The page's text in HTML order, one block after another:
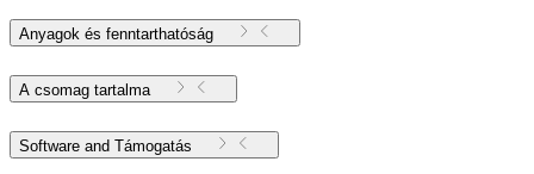
Anyagok és fenntarthatóság
A csomag tartalma
Software and Támogatás